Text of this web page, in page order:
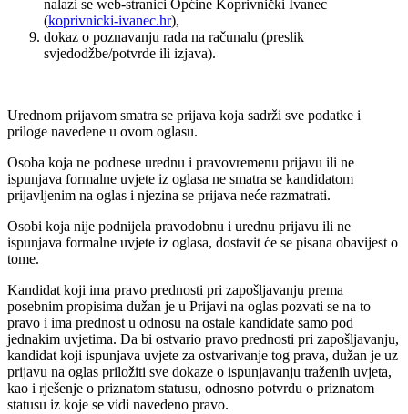
nalazi se web-stranici Općine Koprivnički Ivanec
(koprivnicki-ivanec.hr),
dokaz o poznavanju rada na računalu (preslik
svjedodžbe/potvrde ili izjava).
Urednom prijavom smatra se prijava koja sadrži sve podatke i
priloge navedene u ovom oglasu.
Osoba koja ne podnese urednu i pravovremenu prijavu ili ne
ispunjava formalne uvjete iz oglasa ne smatra se kandidatom
prijavljenim na oglas i njezina se prijava neće razmatrati.
Osobi koja nije podnijela pravodobnu i urednu prijavu ili ne
ispunjava formalne uvjete iz oglasa, dostavit će se pisana obavijest o
tome.
Kandidat koji ima pravo prednosti pri zapošljavanju prema
posebnim propisima dužan je u Prijavi na oglas pozvati se na to
pravo i ima prednost u odnosu na ostale kandidate samo pod
jednakim uvjetima. Da bi ostvario pravo prednosti pri zapošljavanju,
kandidat koji ispunjava uvjete za ostvarivanje tog prava, dužan je uz
prijavu na oglas priložiti sve dokaze o ispunjavanju traženih uvjeta,
kao i rješenje o priznatom statusu, odnosno potvrdu o priznatom
statusu iz koje se vidi navedeno pravo.